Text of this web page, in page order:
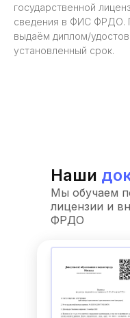
государственной
сведения в ФИС ФРДО.
выдаём диплом/
установленный срок.
Наши
Мы обучаем
лицензии и
ФРДО